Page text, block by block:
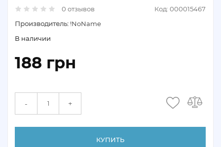
0 отзывов
Код: 000015467
Производитель: !NoName
В наличии
188 грн
- +
КУПИТЬ